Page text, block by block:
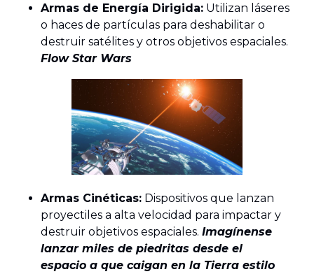
Armas de Energía Dirigida: Utilizan láseres
o haces de partículas para deshabilitar o
destruir satélites y otros objetivos espaciales.
Flow Star Wars
Armas Cinéticas: Dispositivos que lanzan
proyectiles a alta velocidad para impactar y
destruir objetivos espaciales. Imagínense
lanzar miles de piedritas desde el
espacio a que caigan en la Tierra estilo